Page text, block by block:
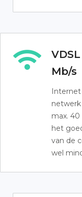
Mb/s
Internet
netwerk
max. 40
het
van de
wel